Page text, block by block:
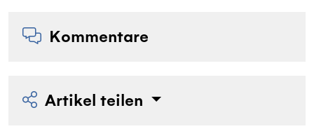
Kommentare
Artikel teilen